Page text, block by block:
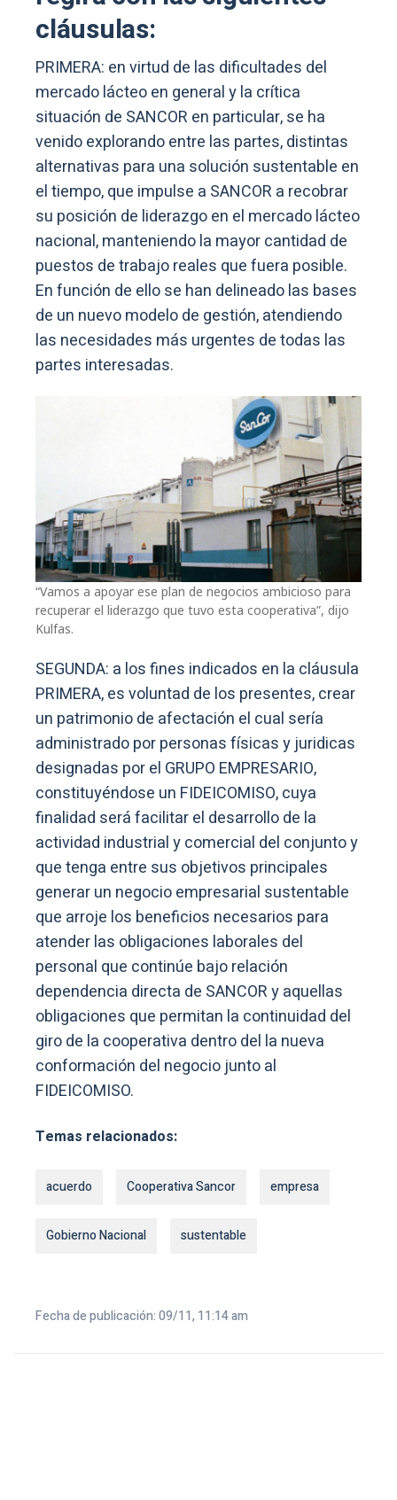
cláusulas:
PRIMERA: en virtud de las dificultades del
mercado lácteo en general y la crítica
situación de SANCOR en particular, se ha
venido explorando entre las partes, distintas
alternativas para una solución sustentable en
el tiempo, que impulse a SANCOR a recobrar
su posición de liderazgo en el mercado lácteo
nacional, manteniendo la mayor cantidad de
puestos de trabajo reales que fuera posible.
En función de ello se han delineado las bases
de un nuevo modelo de gestión, atendiendo
las necesidades más urgentes de todas las
partes interesadas.
“Vamos a apoyar ese plan de negocios ambicioso para
recuperar el liderazgo que tuvo esta cooperativa”, dijo
Kulfas.
SEGUNDA: a los fines indicados en la cláusula
PRIMERA, es voluntad de los presentes, crear
un patrimonio de afectación el cual sería
administrado por personas físicas y juridicas
designadas por el GRUPO EMPRESARIO,
constituyéndose un FIDEICOMISO, cuya
finalidad será facilitar el desarrollo de la
actividad industrial y comercial del conjunto y
que tenga entre sus objetivos principales
generar un negocio empresarial sustentable
que arroje los beneficios necesarios para
atender las obligaciones laborales del
personal que continúe bajo relación
dependencia directa de SANCOR y aquellas
obligaciones que permitan la continuidad del
giro de la cooperativa dentro del la nueva
conformación del negocio junto al
FIDEICOMISO.
Temas relacionados:
acuerdo Cooperativa Sancor empresa
Gobierno Nacional sustentable
Fecha de publicación: 09/11, 11:14 am